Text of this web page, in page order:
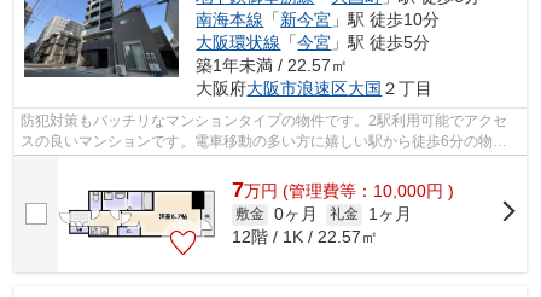
南海本線 「新今宮 」駅 徒歩10分
大阪環状線 「今宮 」駅 徒歩5分
築1年未満 / 22.57㎡
大阪府大阪市浪速区大国 ２丁目
防犯対策もバッチリなマンションタイプの物件です。2駅利用可能でアクセ
スの良いマンションです。電車移動の多い方に嬉しい駅から徒歩6分の物件
です。共用部にはエレベータ・敷地内ご...
7万円 (管理費等：10,000円 )
敷金 0ヶ月 礼金
1ヶ月
12階 / 1K / 22.57㎡